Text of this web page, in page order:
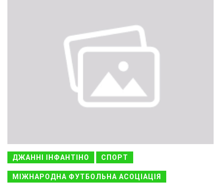
ДЖАННІ ІНФАНТІНО СПОРТ
МІЖНАРОДНА ФУТБОЛЬНА АСОЦІАЦІЯ